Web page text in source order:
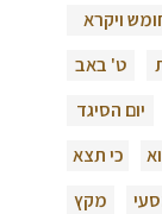
ויקרא
ט' באב
יום הסיגד
כי תצא
מקץ